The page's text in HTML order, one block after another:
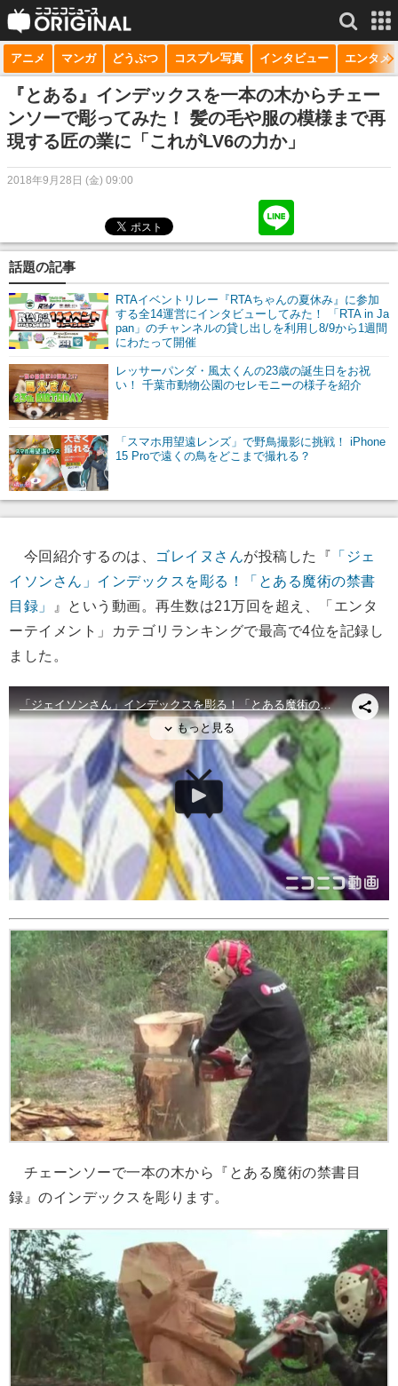
サービス一覧 もっと見る
niconico
生放送
マンガ
ニコニコQ
アニメ マンガ どうぶつ コスプレ写真 インタビュー エンタメ
『とある』インデックスを一本の木からチェー
ンソーで彫ってみた！ 髪の毛や服の模様まで再
現する匠の業に「これがLV6の力か」
2018年9月28日 (金) 09:00
話題の記事
RTAイベントリレー『RTAちゃんの夏休み』に参加
する全14運営にインタビューしてみた！ 「RTA in Ja
pan」のチャンネルの貸し出しを利用し8/9から1週間
にわたって開催
レッサーパンダ・風太くんの23歳の誕生日をお祝
い！ 千葉市動物公園のセレモニーの様子を紹介
「スマホ用望遠レンズ」で野鳥撮影に挑戦！ iPhone
15 Proで遠くの鳥をどこまで撮れる？
今回紹介するのは、 ゴレイヌさんが投稿した『 「ジェ
イソンさん」インデックスを彫る！「とある魔術の禁書
目録」
』という動画。再生数は21万回を超え、「エンタ
ーテイメント」カテゴリランキングで最高で4位を記録し
ました。
チェーンソーで一本の木から『とある魔術の禁書目
録』のインデックスを彫ります。